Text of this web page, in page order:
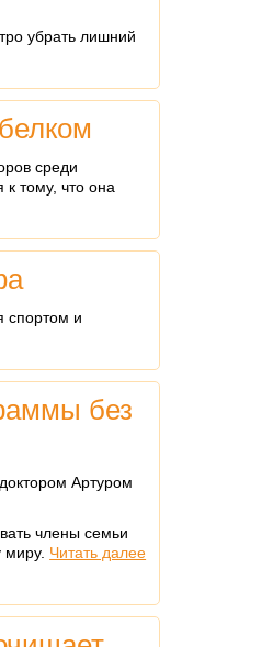
убрать лишний
среди
к тому, что она
спортом и
без
Артуром
члены семьи
миру. Читать далее